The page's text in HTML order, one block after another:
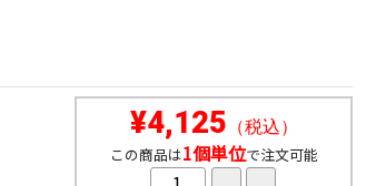
¥4,125 （税込）
この商品は1個単位で注文可能